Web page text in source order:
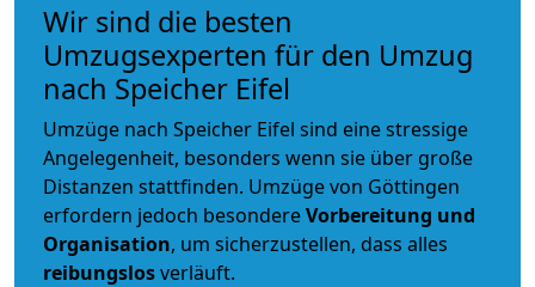
Wir sind die besten
Umzugsexperten für den Umzug
nach Speicher Eifel
Umzüge nach Speicher Eifel sind eine stressige
Angelegenheit, besonders wenn sie über große
Distanzen stattfinden. Umzüge von Göttingen
erfordern jedoch besondereVorbereitung und
Organisation, um sicherzustellen, dass alles
reibungslosverläuft.